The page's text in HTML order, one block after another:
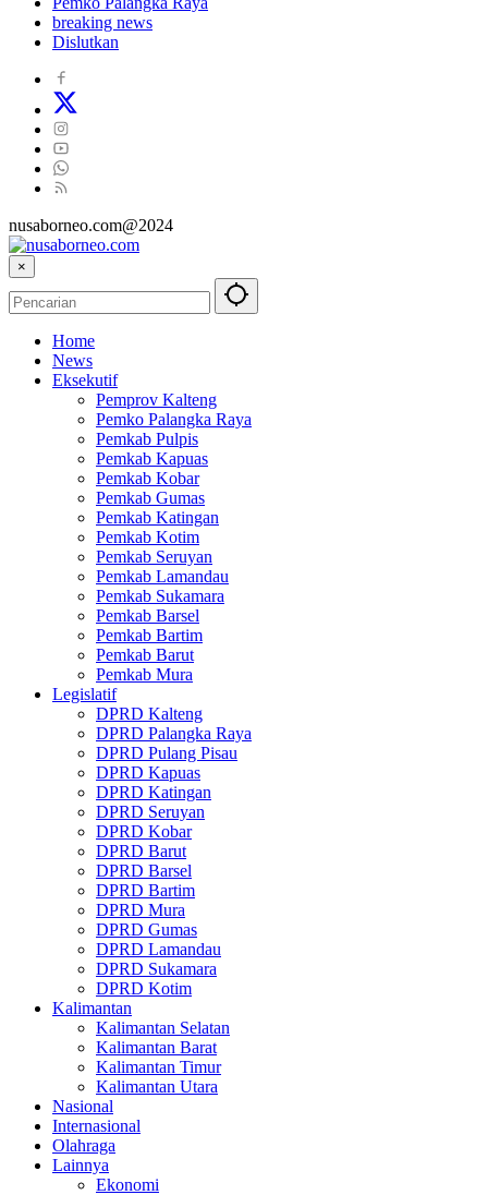
breaking news
Dislutkan
nusaborneo.com@2024
×
Home
News
Eksekutif
Pemprov Kalteng
Pemko Palangka Raya
Pemkab Pulpis
Pemkab Kapuas
Pemkab Kobar
Pemkab Gumas
Pemkab Katingan
Pemkab Kotim
Pemkab Seruyan
Pemkab Lamandau
Pemkab Sukamara
Pemkab Barsel
Pemkab Bartim
Pemkab Barut
Pemkab Mura
Legislatif
DPRD Kalteng
DPRD Palangka Raya
DPRD Pulang Pisau
DPRD Kapuas
DPRD Katingan
DPRD Seruyan
DPRD Kobar
DPRD Barut
DPRD Barsel
DPRD Bartim
DPRD Mura
DPRD Gumas
DPRD Lamandau
DPRD Sukamara
DPRD Kotim
Kalimantan
Kalimantan Selatan
Kalimantan Barat
Kalimantan Timur
Kalimantan Utara
Nasional
Internasional
Olahraga
Lainnya
Ekonomi